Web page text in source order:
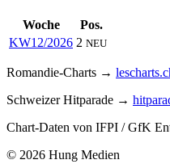
Woche
Pos.
KW12/2026 2 NEU
Romandie-Charts →
Schweizer Hitparade →
Chart-Daten von IFPI / GfK
© 2026 Hung Medien